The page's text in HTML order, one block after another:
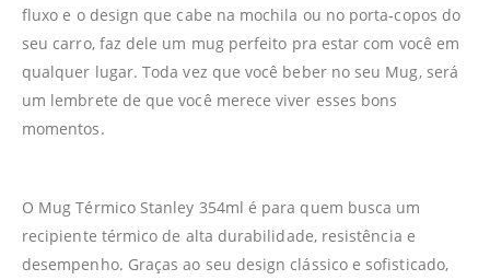
fluxo e o design que cabe na mochila ou no porta-copos do
seu carro, faz dele um mug perfeito pra estar com você em
qualquer lugar. Toda vez que você beber no seu Mug, será
um lembrete de que você merece viver esses bons
momentos.
O Mug Térmico Stanley 354ml é para quem busca um
recipiente térmico de alta durabilidade, resistência e
desempenho. Graças ao seu design clássico e sofisticado,